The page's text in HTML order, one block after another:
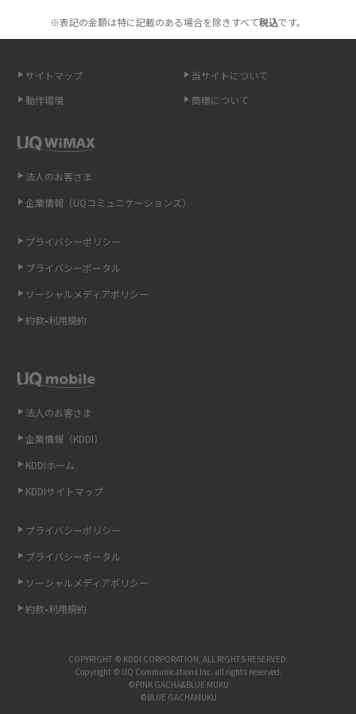
介
ポケット型Wi-Fi（モバイルWi-Fi）とは？おススメする方の特徴や選び方を
点も解説
ギガバイト（GB）とは？1GBの目安やギガが足りない時の対処法を紹介
Wi-Fi 6とは？Wi-Fi 5との違いやメリットと注意点、規格の種類も解説
光ファイバーとは？仕組みやメリット・デメリットを初心者向けにわかり
やすく解説
ストリーミング再生とは？ダウンロードとの違いやメリット・デメリット
引っ越し費用の相場は？ひとり暮らしや家族の場合の目安や費用を抑える
UQ WiMAXの評判は？特徴やメリット・デメリットを口コミと併せて紹介
※表記の金額は特に記載のある場合を除きすべて税込です。
サイトマップ
当サイトについて
動作環境
商標について
法人のお客さま
企業情報（KDDI）
KDDIホーム
KDDIサイトマップ
プライバシーポリシー
プライバシーポータル
ソーシャルメディアポリシー
約款•利用規約
法人のお客さま
企業情報（UQコミュニケーションズ）
プライバシーポリシー
プライバシーポータル
ソーシャルメディアポリシー
約款•利用規約
COPYRIGHT © KDDI CORPORATION, ALL RIGHTS RESERVED.
Copyright © UQ Communications Inc. all rights reserved.
©PINK GACHA&BLUE MUKU
©BLUE GACHAMUKU